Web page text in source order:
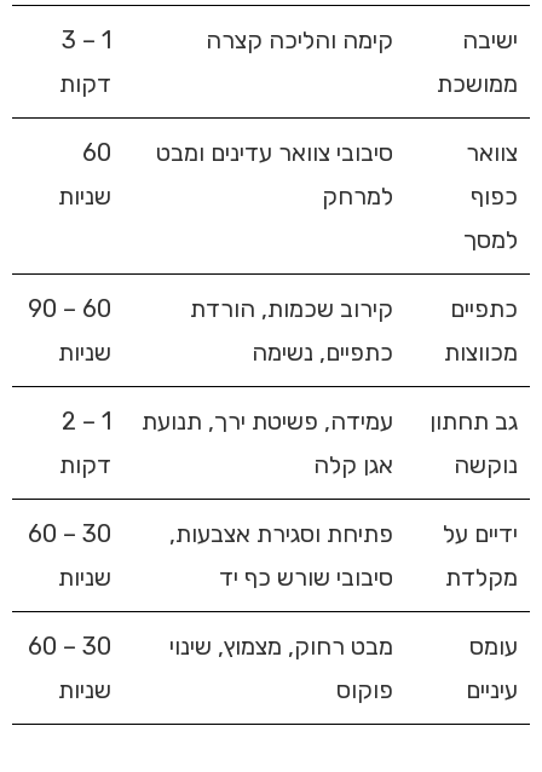
ישיבה
ממושכת
קימה והליכה קצרה
1 – 3
דקות
צוואר
כפוף
למסך
סיבובי צוואר עדינים ומבט
למרחק
60
שניות
כתפיים
מכווצות
קירוב שכמות, הורדת
כתפיים, נשימה
60 – 90
שניות
גב תחתון
נוקשה
עמידה, פשיטת ירך, תנועת
אגן קלה
1 – 2
דקות
ידיים על
מקלדת
פתיחת וסגירת אצבעות,
סיבובי שורש כף יד
30 – 60
שניות
עומס
עיניים
מבט רחוק, מצמוץ, שינוי
פוקוס
30 – 60
שניות